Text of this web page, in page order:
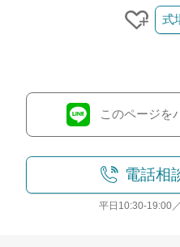
クリ
式
このページを
電話相
平日10:30-19:00